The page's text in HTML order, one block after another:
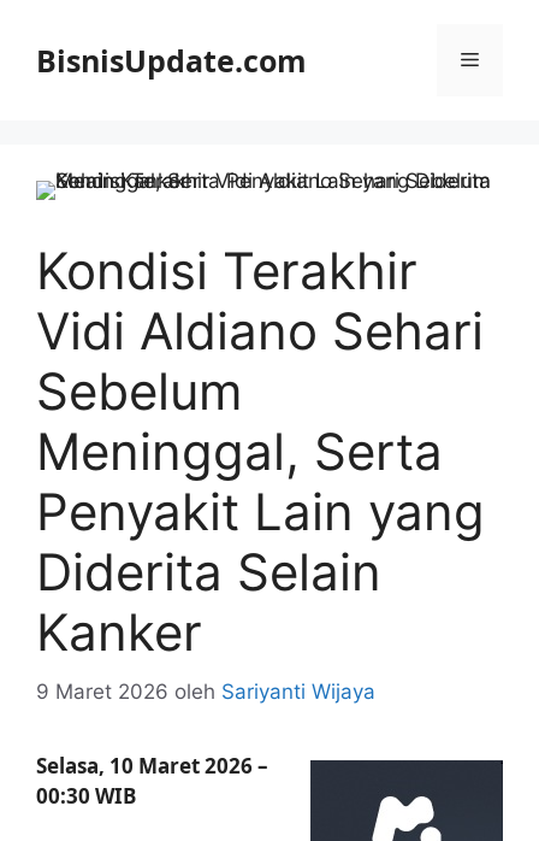
BisnisUpdate.com Menu
Kondisi Terakhir
Vidi Aldiano Sehari
Sebelum
Meninggal, Serta
Penyakit Lain yang
Diderita Selain
Kanker
9 Maret 2026 oleh Sariyanti Wijaya
Selasa, 10 Maret 2026 –
00:30 WIB